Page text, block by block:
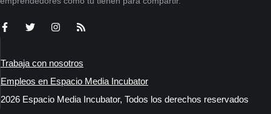
Trabaja con nosotros
Empleos en Espacio Media Incubator
2026 Espacio Media Incubator, Todos los derechos reservados